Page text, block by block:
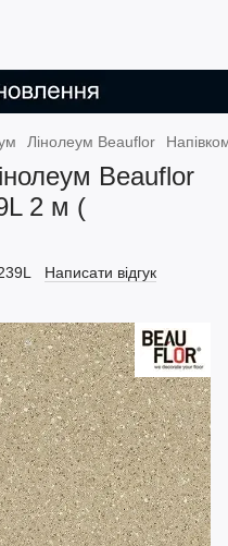
Лінолеум Beauflor
Beauflor
2 м (
Написати відгук